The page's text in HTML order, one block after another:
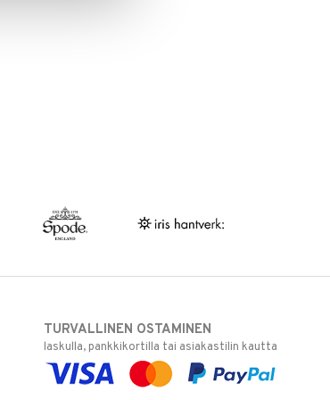
TURVALLINEN OSTAMINEN
laskulla, pankkikortilla tai asiakastilin kautta